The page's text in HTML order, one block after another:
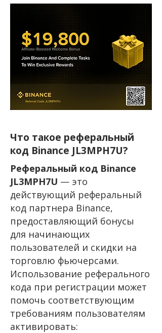
Что такое реферальный
код Binance JL3MPH7U?
Реферальный код Binance
JL3MPH7U — это
действующий реферальный
код партнера Binance,
предоставляющий бонусы
для начинающих
пользователей и скидки на
торговлю фьючерсами.
Использование реферального
кода при регистрации может
помочь соответствующим
требованиям пользователям
активировать: